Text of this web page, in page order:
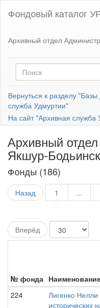
Фондовый каталог
Архивный отдел
Вернуться к разделу
служба Удмуртии"
На сайт "Архивная служба
Архивный
Якшур-
Фонды (186)
Назад 1 ...
Вперёд
№ фонда
224
Лигенко
исторических